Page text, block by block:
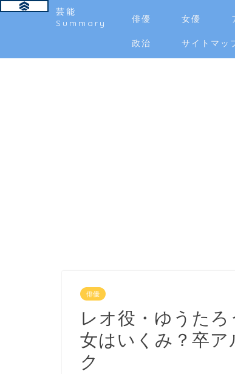
芸能
Summary
俳優 女優
政治 サイトマッ
俳優
レオ役・ゆうた
女はいくみ？卒ア
ク